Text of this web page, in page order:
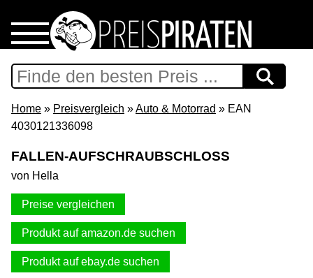
Home
Download
Support & Newsletter
Presse
Datenschutz
Home » Preisvergleich »Auto & Motorrad » EAN
4030121336098
FALLEN-AUFSCHRAUBSCHLOSS
von Hella
Preise vergleichen
Produkt auf amazon.de suchen
Produkt auf ebay.de suchen